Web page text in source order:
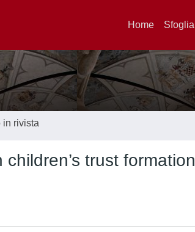
Home Sfoglia
in rivista
trust formation